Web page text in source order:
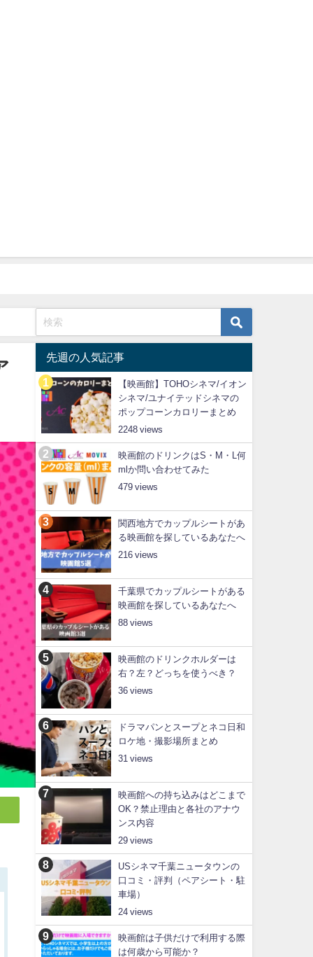
先週の人気記事
【映画館】TOHOシネマ/イオン
シネマ/ユナイテッドシネマの
ポップコーンカロリーまとめ
2248
映画館のドリンクはS・M・L何
mlか問い合わせてみた
479
関西地方でカップルシートがあ
る映画館を探しているあなたへ
216
千葉県でカップルシートがある
映画館を探しているあなたへ
88
映画館のドリンクホルダーは
右？左？どっちを使うべき？
36
ドラマパンとスープとネコ日和
ロケ地・撮影場所まとめ
31
映画館への持ち込みはどこまで
OK？禁止理由と各社のアナウ
ンス内容
29
USシネマ千葉ニュータウンの
口コミ・評判（ペアシート・駐
車場）
24
映画館は子供だけで利用する際
は何歳から可能か？